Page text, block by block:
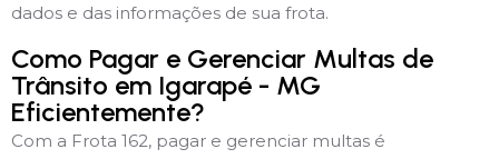
dados e das informações de sua frota.
Como Pagar e Gerenciar Multas de
Trânsito em Igarapé - MG
Eficientemente?
Com a Frota 162, pagar e gerenciar multas é